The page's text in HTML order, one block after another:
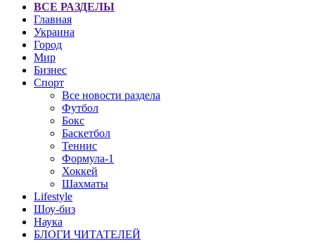
ВСЕ РАЗДЕЛЫ
Главная
Украина
Город
Мир
Бизнес
Спорт
Все новости раздела
Футбол
Бокс
Баскетбол
Теннис
Формула-1
Хоккей
Шахматы
Lifestyle
Шоу-биз
Наука
БЛОГИ ЧИТАТЕЛЕЙ